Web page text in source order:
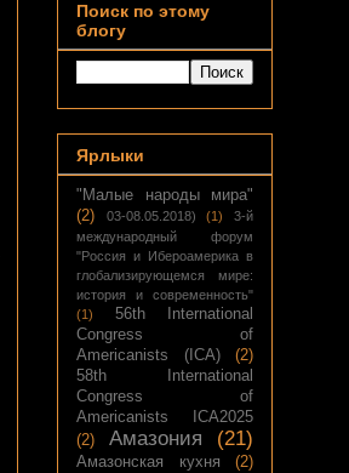
Поиск по этому
блогу
Ярлыки
"Малые народы мира"
(2)
03-08.05.2018) (1)
3-й
международный форум
"Россия и Ибероамерика в
глобализирующемся мире:
история и современность"
(1)
56th International
Congress of
Americanists (ICA)
(2)
58th International
Congress of
Americanists ICA2025
(2)
Амазония (21)
Амазонская кухня (2)